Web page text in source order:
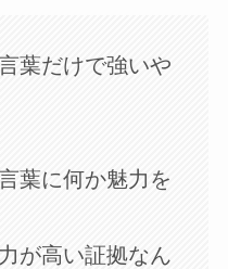
葉だけで強いや
葉に何か魅力を
が高い証拠なん